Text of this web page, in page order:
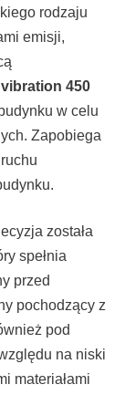
rodzaju
emisji,
vibration 450
w celu
Zapobiega
została
spełnia
przed
pochodzący z
pod
na niski
materiałami